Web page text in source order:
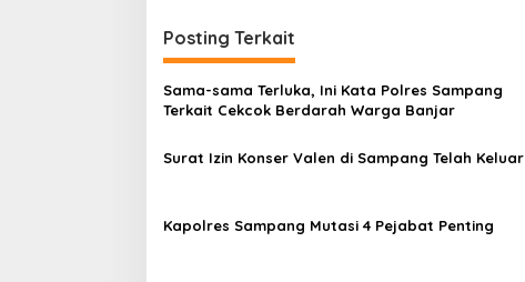
Posting Terkait
Sama-sama Terluka, Ini Kata Polres Sampang
Terkait Cekcok Berdarah Warga Banjar
Surat Izin Konser Valen di Sampang Telah Keluar
Kapolres Sampang Mutasi 4 Pejabat Penting